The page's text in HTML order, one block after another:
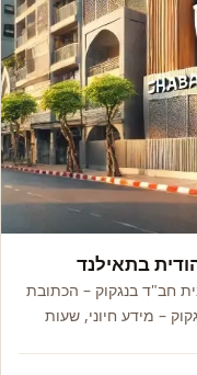
בתאילנד
למטייל הדתי 📅 עודכן: 9.2.2026 בית חב"ד בנגקוק – הכתובת
– מידע חיוני, שעות